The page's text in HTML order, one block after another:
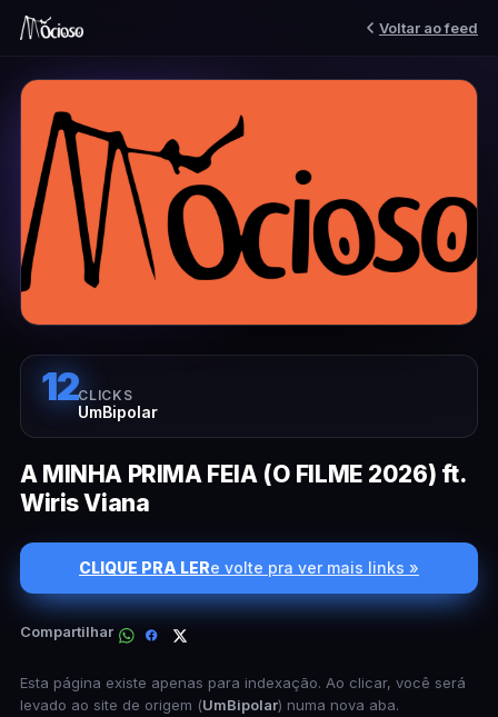
Voltar ao feed
12CLICKS
UmBipolar
A MINHA PRIMA FEIA (O FILME 2026) ft.
Wiris Viana
CLIQUE PRA LERe volte pra ver mais links »
Compartilhar
Esta página existe apenas para indexação. Ao clicar, você será
levado ao site de origem (UmBipolar) numa nova aba.